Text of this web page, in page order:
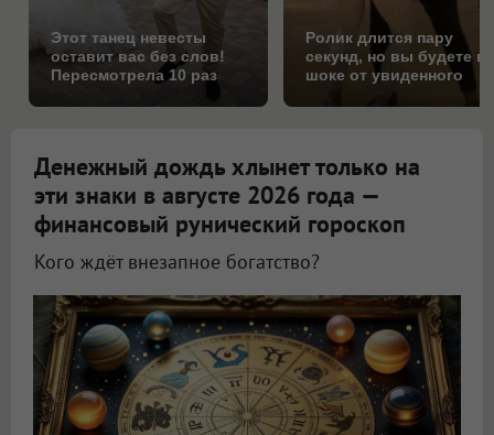
Этот танец невесты
оставит вас без слов!
Пересмотрела 10 раз
Ролик длится пару
секунд, но вы будете в
шоке от увиденного
Денежный дождь хлынет только на
эти знаки в августе 2026 года —
финансовый рунический гороскоп
Кого ждёт внезапное богатство?